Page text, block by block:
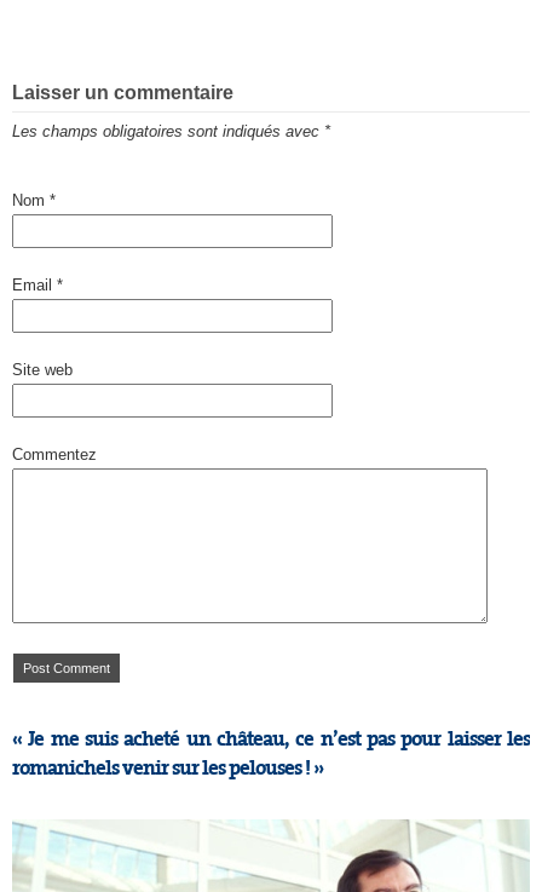
Laisser un commentaire
Les champs obligatoires sont indiqués avec *
Nom *
Email *
Site web
Commentez
« Je me suis acheté un château, ce n’est pas pour laisser les
romanichels venir sur les pelouses ! »